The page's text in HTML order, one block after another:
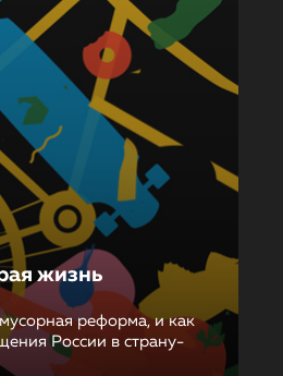
жизнь
реформа, и как
России в страну-